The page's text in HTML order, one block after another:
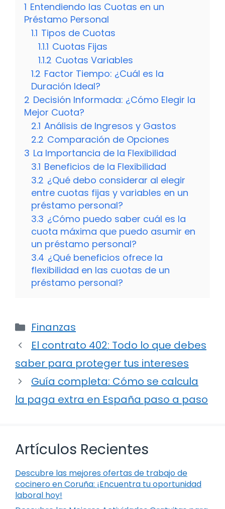
1 Entendiendo las Cuotas en un
Préstamo Personal
1.1 Tipos de Cuotas
1.1.1 Cuotas Fijas
1.1.2 Cuotas Variables
1.2 Factor Tiempo: ¿Cuál es la
Duración Ideal?
2 Decisión Informada: ¿Cómo Elegir la
Mejor Cuota?
2.1 Análisis de Ingresos y Gastos
2.2 Comparación de Opciones
3 La Importancia de la Flexibilidad
3.1 Beneficios de la Flexibilidad
3.2 ¿Qué debo considerar al elegir
entre cuotas fijas y variables en un
préstamo personal?
3.3 ¿Cómo puedo saber cuál es la
cuota máxima que puedo asumir en
un préstamo personal?
3.4 ¿Qué beneficios ofrece la
flexibilidad en las cuotas de un
préstamo personal?
Categorías
Finanzas
El contrato 402: Todo lo que debes
saber para proteger tus intereses
Guía completa: Cómo se calcula
la paga extra en España paso a paso
Artículos Recientes
Descubre las mejores ofertas de trabajo de
cocinero en Coruña: ¡Encuentra tu oportunidad
laboral hoy!